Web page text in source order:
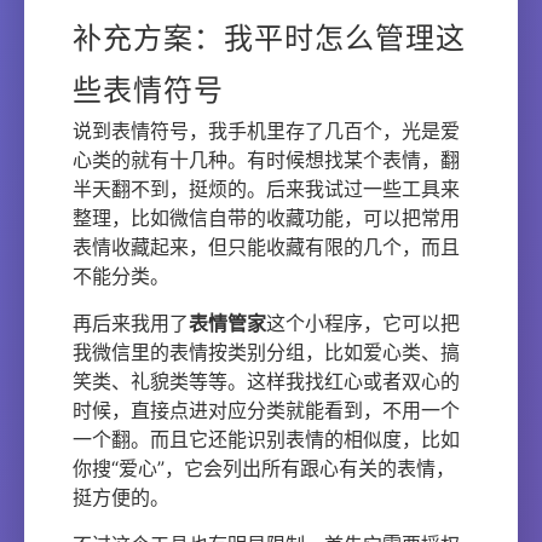
补充方案：我平时怎么管理这
些表情符号
说到表情符号，我手机里存了几百个，光是爱
心类的就有十几种。有时候想找某个表情，翻
半天翻不到，挺烦的。后来我试过一些工具来
整理，比如微信自带的收藏功能，可以把常用
表情收藏起来，但只能收藏有限的几个，而且
不能分类。
再后来我用了表情管家这个小程序，它可以把
我微信里的表情按类别分组，比如爱心类、搞
笑类、礼貌类等等。这样我找红心或者双心的
时候，直接点进对应分类就能看到，不用一个
一个翻。而且它还能识别表情的相似度，比如
你搜“爱心”，它会列出所有跟心有关的表情，
挺方便的。